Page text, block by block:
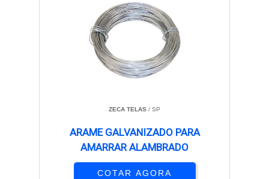
ZECA TELAS / SP
ARAME GALVANIZADO PARA
AMARRAR ALAMBRADO
COTAR AGORA